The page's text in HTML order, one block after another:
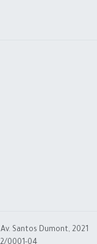
Santos Dumont, 2021